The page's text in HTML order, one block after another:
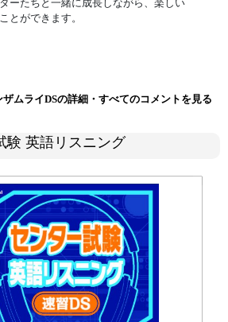
ーたちと一緒に成長しながら、楽しい
とができます。
ムライDSの詳細・すべてのコメントを見る
験 英語リスニング